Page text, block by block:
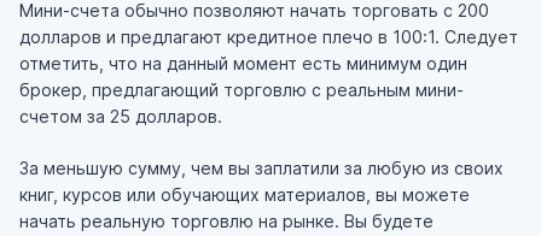
Мини-счета обычно позволяют начать торговать с 200
долларов и предлагают кредитное плечо в 100:1. Следует
отметить, что на данный момент есть минимум один
брокер, предлагающий торговлю с реальным мини-
счетом за 25 долларов.
За меньшую сумму, чем вы заплатили за любую из своих
книг, курсов или обучающих материалов, вы можете
начать реальную торговлю на рынке. Вы будете